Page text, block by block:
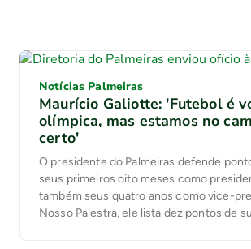
Notícias Palmeiras
Maurício Galiotte: 'Futebol é
olímpica, mas estamos no
certo'
O presidente do Palmeiras defende
seus primeiros oito meses como
também seus quatro anos como vice-
Nosso Palestra, ele lista dez pontos de